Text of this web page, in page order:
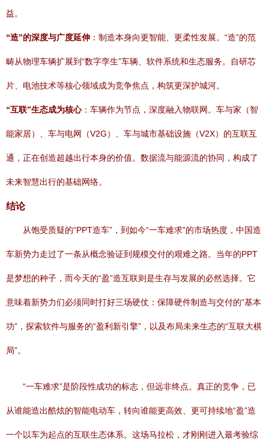
益。
“造”的深度与广度延伸 ：制造本身向更智能、更柔性发展。“造”的范
畴从物理车辆扩展到“数字孪生”车辆、软件系统和生态服务。自研芯
片、电池技术等核心领域成为竞争焦点，构筑更深护城河。
“互联”生态成为核心：车辆作为节点，深度融入物联网。车与家（智
能家居）、车与电网（V2G）、车与城市基础设施（V2X）的互联互
通，正在创造超越出行本身的价值。数据流与能源流的协同，构成了
未来智慧出行的基础网络。
结论
从饱受质疑的“PPT造车”，到如今“一车难求”的市场热度，中国造
车新势力走过了一条从概念验证到规模交付的艰难之路。当年的PPT
是梦想的种子，而今天的“盈”造互联则是生存与发展的必然选择。它
意味着新势力们必须同时打好三场硬仗：保障硬件制造与交付的“基本
功”，探索软件与服务的“盈利新引擎”，以及布局未来生态的“互联大棋
局”。
“一车难求”是阶段性成功的标志，但远非终点。真正的竞争，已
从谁能造出酷炫的智能电动车，转向谁能更高效、更可持续地“盈”造
一个以车为起点的互联生态体系。这场马拉松，才刚刚进入最考验综